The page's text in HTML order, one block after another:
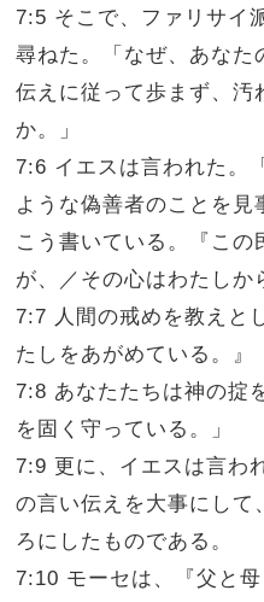
7:5 そこで、ファリサイ
尋ねた。「なぜ、あなた
伝えに従って歩まず、汚
か。」
7:6 イエスは言われた。
ような偽善者のことを見
こう書いている。『この
が、／その心はわたしか
7:7 人間の戒めを教えと
たしをあがめている。』
7:8 あなたたちは神の掟
を固く守っている。」
7:9 更に、イエスは言わ
の言い伝えを大事にして
ろにしたものである。
7:10 モーセは、『父と